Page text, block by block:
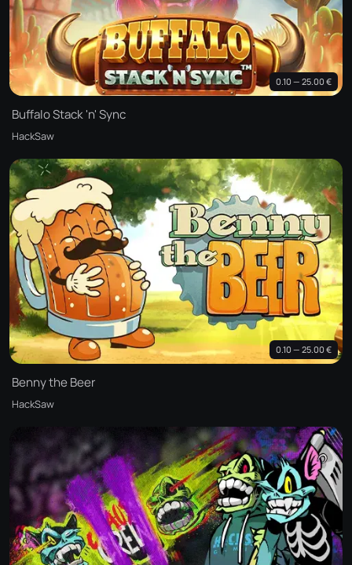
0.10 — 25.00 €
Buffalo Stack 'n' Sync
HackSaw
0.10 — 25.00 €
Benny the Beer
HackSaw